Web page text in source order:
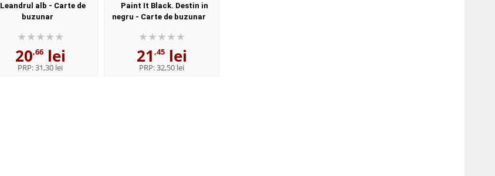
Leandrul alb - Carte de
buzunar
20,66lei
PRP:31,30 lei
Paint It Black. Destin in
negru - Carte de buzunar
21 ,45lei
PRP:32,50 lei